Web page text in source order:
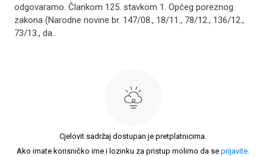
odgovaramo. Člankom 125. stavkom 1. Općeg poreznog
zakona (Narodne novine br. 147/08., 18/11., 78/12., 136/12.,
73/13., da..
Cjelovit sadržaj dostupan je pretplatnicima.
Ako imate korisničko ime i lozinku za pristup molimo da se prijavite.